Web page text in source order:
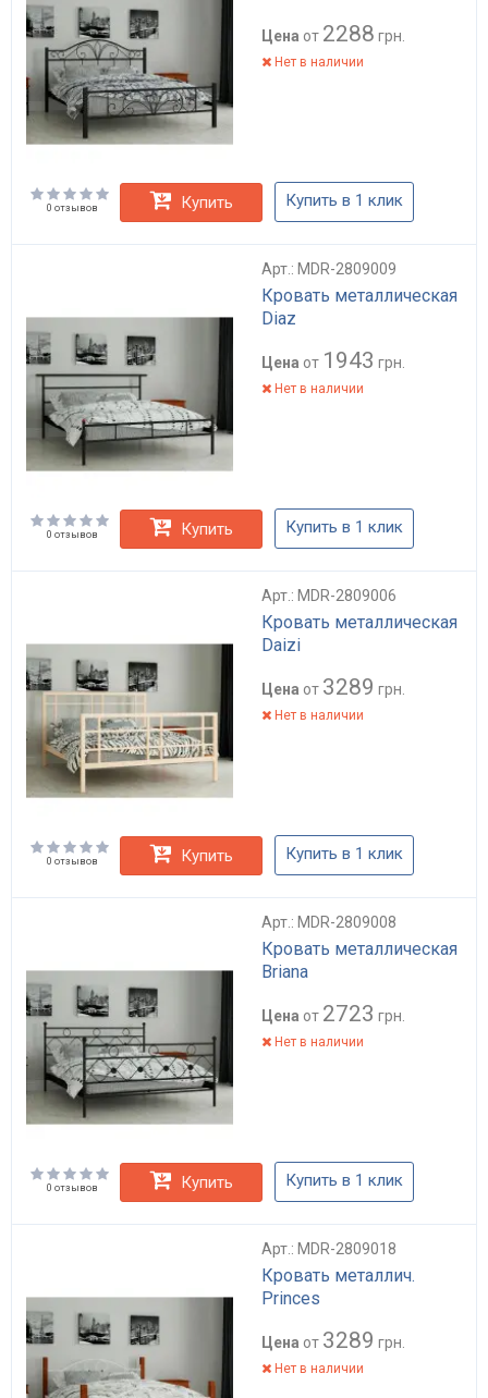
Цена от 2288 грн.
Нет в наличии
0 отзывов Купить Купить в 1 клик
Арт.: MDR-2809009
Кровать металлическая
Diaz
Цена от 1943 грн.
Нет в наличии
0 отзывов Купить Купить в 1 клик
Арт.: MDR-2809006
Кровать металлическая
Daizi
Цена от 3289 грн.
Нет в наличии
0 отзывов Купить Купить в 1 клик
Арт.: MDR-2809008
Кровать металлическая
Briana
Цена от 2723 грн.
Нет в наличии
0 отзывов Купить Купить в 1 клик
Арт.: MDR-2809018
Кровать металлич.
Princes
Цена от 3289 грн.
Нет в наличии